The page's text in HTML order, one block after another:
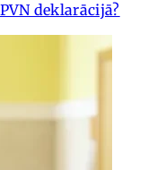
deklarācijā?